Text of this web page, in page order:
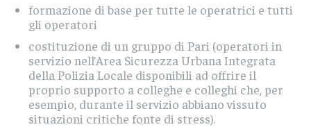
formazione di base per tutte le operatrici e tutti
gli operatori
costituzione di un gruppo di Pari (operatori in
servizio nell’Area Sicurezza Urbana Integrata
della Polizia Locale disponibili ad offrire il
proprio supporto a colleghe e colleghi che, per
esempio, durante il servizio abbiano vissuto
situazioni critiche fonte di stress).